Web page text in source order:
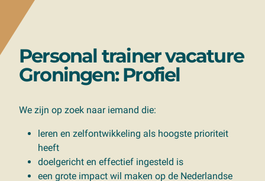
Personal trainer vacature
Groningen:Profiel
We zijn op zoek naar iemand die:
leren en zelfontwikkeling als hoogste prioriteit
heeft
doelgericht en effectief ingesteld is
een grote impact wil maken op de Nederlandse